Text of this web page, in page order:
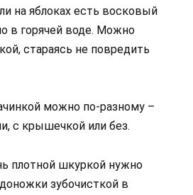
на яблоках есть восковый
в горячей воде. Можно
стараясь не повредить
можно по-разному –
с крышечкой или без.
плотной шкуркой нужно
зубочисткой в